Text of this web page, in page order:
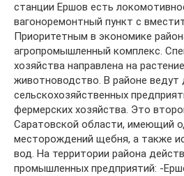
станции Ершов есть
вагоноремонтный пункт с
Приоритетным в экономике
агропромышленный комплекс.
хозяйства направлена на
животноводство. В районе ведут
сельскохозяйственных
фермерских хозяйства. Это
Саратовской области, имеющий
месторождений щебня, а также
вод. На территории района
промышленных предприятий: -